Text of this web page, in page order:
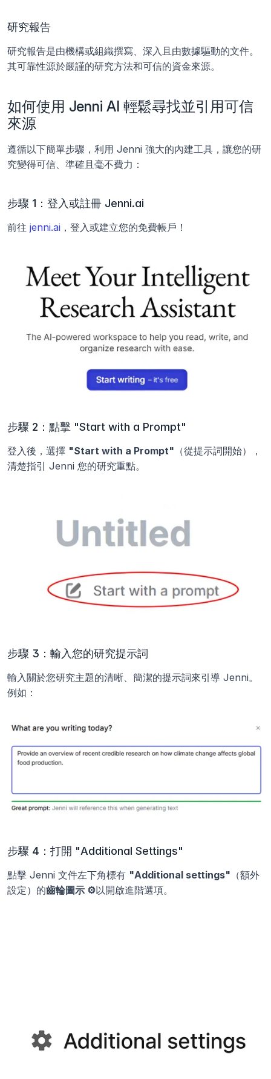
研究報告
研究報告是由機構或組織撰寫、深入且由數據驅動的文件。
其可靠性源於嚴謹的研究方法和可信的資金來源。
如何使用 Jenni AI 輕鬆尋找並引用可信
來源
遵循以下簡單步驟，利用 Jenni 強大的內建工具，讓您的研
究變得可信、準確且毫不費力：
步驟 1：登入或註冊 Jenni.ai
前往 jenni.ai ，登入或建立您的免費帳戶！
步驟 2：點擊 "Start with a Prompt"
登入後，選擇 "Start with a Prompt" （從提示詞開始），
清楚指引 Jenni 您的研究重點。
步驟 3：輸入您的研究提示詞
輸入關於您研究主題的清晰、簡潔的提示詞來引導 Jenni。
例如：
步驟 4：打開 "Additional Settings"
點擊 Jenni 文件左下角標有 "Additional settings" （額外
設定）的齒輪圖示 ⚙️以開啟進階選項。